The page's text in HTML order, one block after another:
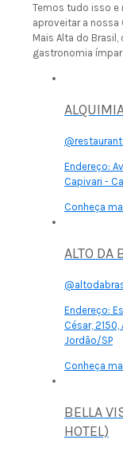
Temos tudo isso e
aproveitar a nossa
Mais Alta do
gastronomia
Endereço:
Capivari -
Conheça
ALTO DA
Endereço:
César,
Jordão/SP
Conheça
BELLA
HOTEL)